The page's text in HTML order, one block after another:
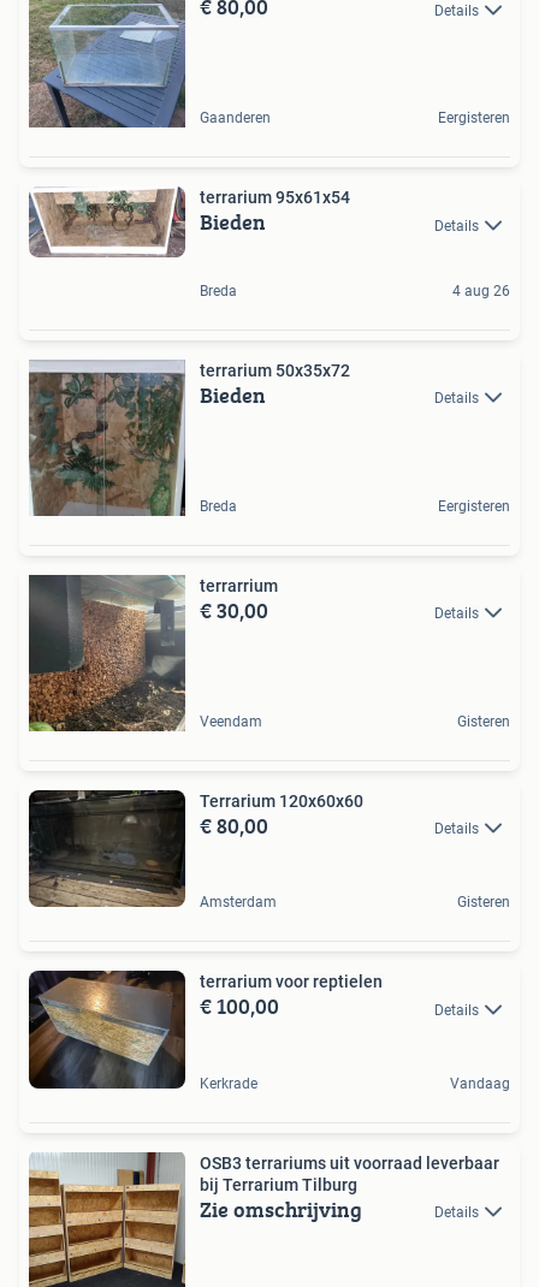
€ 80,00 Details
Gaanderen Eergisteren
terrarium 95x61x54
Bieden Details
Breda 4 aug 26
terrarium 50x35x72
Bieden Details
Breda Eergisteren
terrarrium
€ 30,00 Details
Veendam Gisteren
Terrarium 120x60x60
€ 80,00 Details
Amsterdam Gisteren
terrarium voor reptielen
€ 100,00 Details
Kerkrade Vandaag
OSB3 terrariums uit voorraad leverbaar
bij Terrarium Tilburg
Zie omschrijving Details